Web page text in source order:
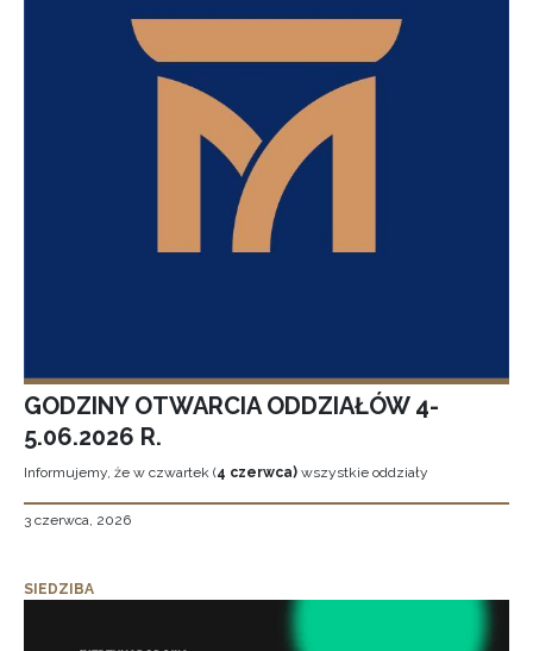
GODZINY OTWARCIA ODDZIAŁÓW 4-
5.06.2026 R.
Informujemy, że w czwartek (4 czerwca) wszystkie oddziały
3 czerwca, 2026
SIEDZIBA